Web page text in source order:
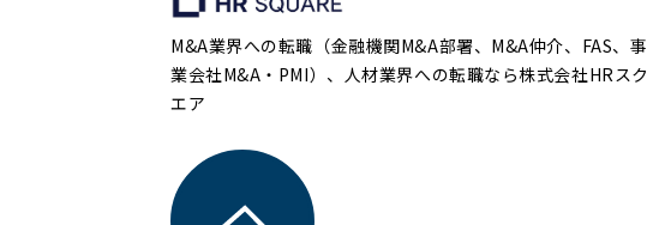
M&A業界への転職（金融機関M&A部署、M&A仲介、FAS、事
業会社M&A・PMI）、人材業界への転職なら株式会社HRスク
エア